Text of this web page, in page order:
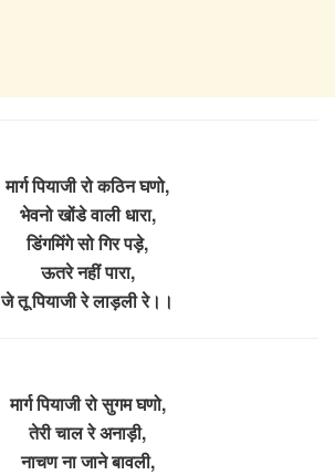
मार्ग पियाजी रो कठिन घणो,
भेवनो खोंडे वाली धारा,
डिंगमिंगे सो गिर पड़े,
ऊतरे नहीं पारा,
जे तू पियाजी रे लाड़ली रे।।
मार्ग पियाजी रो सुगम घणो,
तेरी चाल रे अनाड़ी,
नाचण ना जाने बावली,